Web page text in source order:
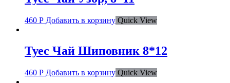
460 Р Добавить в корзину Quick View
Туес Чай Шиповник 8*12
460 Р Добавить в корзину Quick View